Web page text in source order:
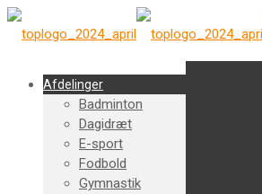
Afdelinger
Badminton
Dagidræt
E-sport
Fodbold
Gymnastik